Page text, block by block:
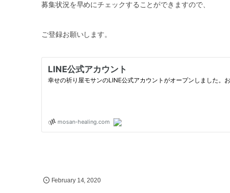
募集状況を早めにチェックすることができますので、
ご登録お願いします。
February 14,2020